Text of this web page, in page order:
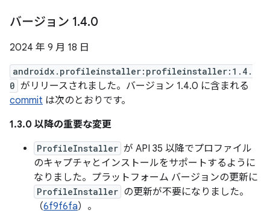
バージョン 1.4.0
2024 年 9 月 18 日
androidx.profileinstaller:profileinstaller:1.4.
0 がリリースされました。バージョン 1.4.0 に含まれる
commit は次のとおりです。
1.3.0 以降の重要な変更
ProfileInstaller が API 35 以降でプロファイル
のキャプチャとインストールをサポートするように
なりました。プラットフォーム バージョンの更新に
ProfileInstaller の更新が不要になりました。
（6f9f6fa）。